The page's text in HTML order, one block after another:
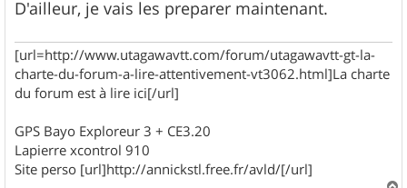
D'ailleur, je vais les preparer maintenant.
[url=http://www.utagawavtt.com/forum/utagawavtt-gt-la-
charte-du-forum-a-lire-attentivement-vt3062.html]La charte
du forum est à lire ici[/url]
GPS Bayo Exploreur 3 + CE3.20
Lapierre xcontrol 910
Site perso [url]http://annickstl.free.fr/avld/[/url]